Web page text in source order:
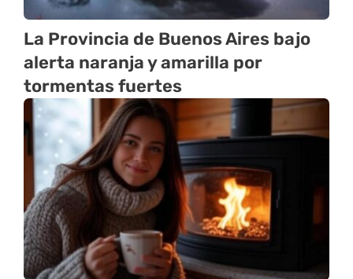
La Provincia de Buenos Aires bajo
alerta naranja y amarilla por
tormentas fuertes